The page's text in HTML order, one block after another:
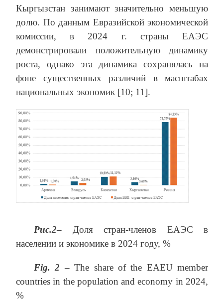
Кыргызстан занимают значительно меньшую
долю. По данным Евразийской экономической
комиссии, в 2024 г. страны ЕАЭС
демонстрировали положительную динамику
роста, однако эта динамика сохранялась на
фоне существенных различий в масштабах
национальных экономик [10; 11].
Рис.2– Доля стран-членов ЕАЭС в
населении и экономике в 2024 году, %
Fig. 2 – The share of the EAEU member
countries in the population and economy in 2024,
%